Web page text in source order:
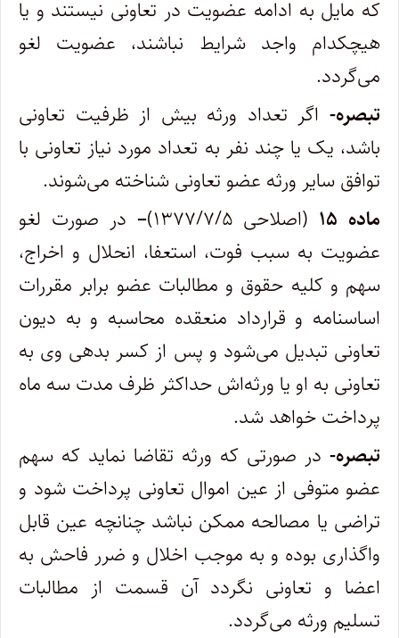
که مایل به ادامه عضویت در تعاونی نیستند و یا
هیچکدام واجد شرایط نباشند، عضویت لغو
می‌گردد.
تبصره- اگر تعداد ورثه بیش از ظرفیت تعاونی
باشد، یک یا چند نفر به تعداد مورد نیاز تعاونی با
توافق سایر ورثه عضو تعاونی شناخته می‌شوند.
ماده ۱۵
(اصلاحی ۱۳۷۷/۷/۵) – در صورت لغو
عضویت به سبب فوت، استعفا، انحلال و اخراج،
سهم و کلیه حقوق و مطالبات عضو برابر مقررات
اساسنامه و قرارداد منعقده محاسبه و به دیون
تعاونی تبدیل می‌شود و پس از کسر بدهی وی به
تعاونی به او یا ورثه‌اش حداکثر ظرف مدت سه ماه
پرداخت خواهد شد.
تبصره- در صورتی که ورثه تقاضا نماید که سهم
عضو متوفی از عین اموال تعاونی پرداخت شود و
تراضی یا مصالحه ممکن نباشد چنانچه عین قابل
واگذاری بوده و به موجب اخلال و ضرر فاحش به
اعضا و تعاونی نگردد آن قسمت از مطالبات
تسلیم ورثه می‌گردد.